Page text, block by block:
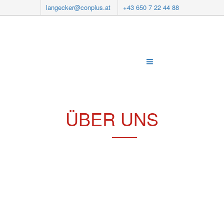
langecker@conplus.at +43 650 7 22 44 88
ÜBER UNS